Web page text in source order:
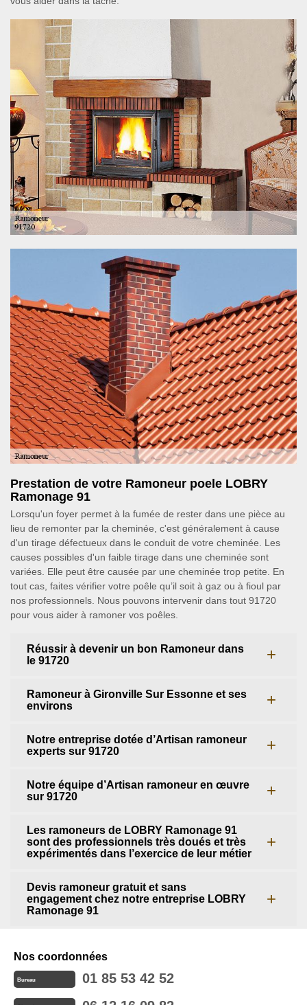
Prestation de votre Ramoneur poele LOBRY
Ramonage 91
Lorsqu'un foyer permet à la fumée de rester dans une pièce au
lieu de remonter par la cheminée, c'est généralement à cause
d'un tirage défectueux dans le conduit de votre cheminée. Les
causes possibles d'un faible tirage dans une cheminée sont
variées. Elle peut être causée par une cheminée trop petite. En
tout cas, faites vérifier votre poêle qu’il soit à gaz ou à fioul par
nos professionnels. Nous pouvons intervenir dans tout 91720
pour vous aider à ramoner vos poêles.
Réussir à devenir un bon Ramoneur dans
le 91720
Ramoneur à Gironville Sur Essonne et ses
environs
Notre entreprise dotée d’Artisan ramoneur
experts sur 91720
Notre équipe d’Artisan ramoneur en œuvre
sur 91720
Les ramoneurs de LOBRY Ramonage 91
sont des professionnels très doués et très
expérimentés dans l’exercice de leur métier
Devis ramoneur gratuit et sans
engagement chez notre entreprise LOBRY
Ramonage 91
Nos coordonnées
Bureau 01 85 53 42 52